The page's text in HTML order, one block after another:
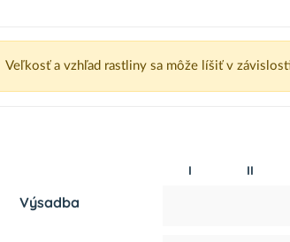
Veľkosť a vzhľad rastliny sa môže líšiť v
I II
Výsadba